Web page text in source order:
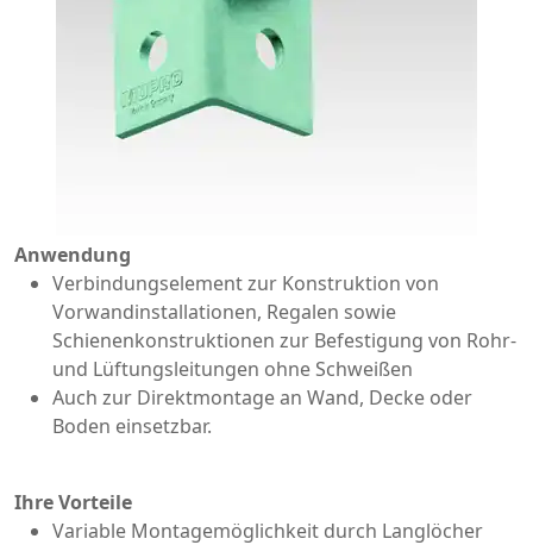
Anwendung
Verbindungselement zur Konstruktion von
Vorwandinstallationen, Regalen sowie
Schienenkonstruktionen zur Befestigung von Rohr-
und Lüftungsleitungen ohne Schweißen
Auch zur Direktmontage an Wand, Decke oder
Boden einsetzbar.
Ihre Vorteile
Variable Montagemöglichkeit durch Langlöcher